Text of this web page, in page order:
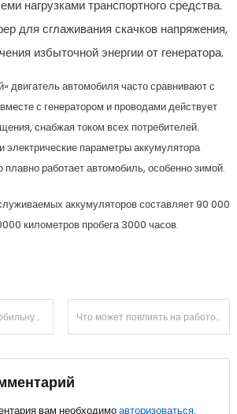
нагрузками транспортного средства.
для сглаживания скачков напряжения,
избыточной энергии от генератора.
двигатель автомобиля часто сравнивают с
с генератором и проводами действует
снабжая током всех потребителей.
электрические параметры аккумулятора
работает автомобиль, особенно зимой.
аккумуляторов составляет 90 000
километров пробега 3000 часов.
Что может повлиять на работоспособность автомобиля?
вам необходимоавторизоваться.